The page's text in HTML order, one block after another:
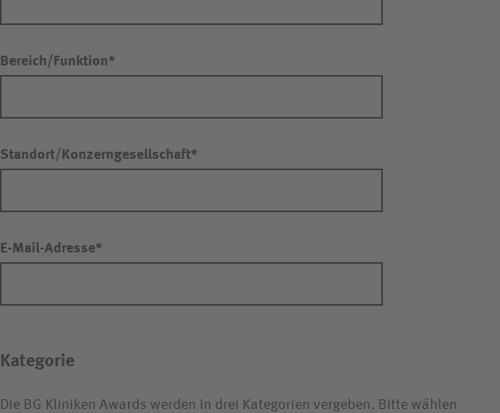
Bereich/Funktion
Standort/Konzerngesellschaft
E-Mail-Adresse
Kategorie
Die BG Kliniken Awards werden in drei Kategorien vergeben. Bitte wählen